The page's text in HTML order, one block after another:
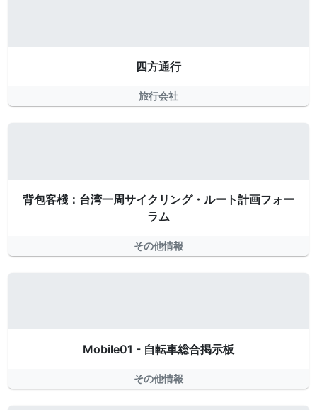
四方通行
旅行会社
背包客棧：台湾一周サイクリング・ルート計画フォー
ラム
その他情報
Mobile01 - 自転車総合掲示板
その他情報